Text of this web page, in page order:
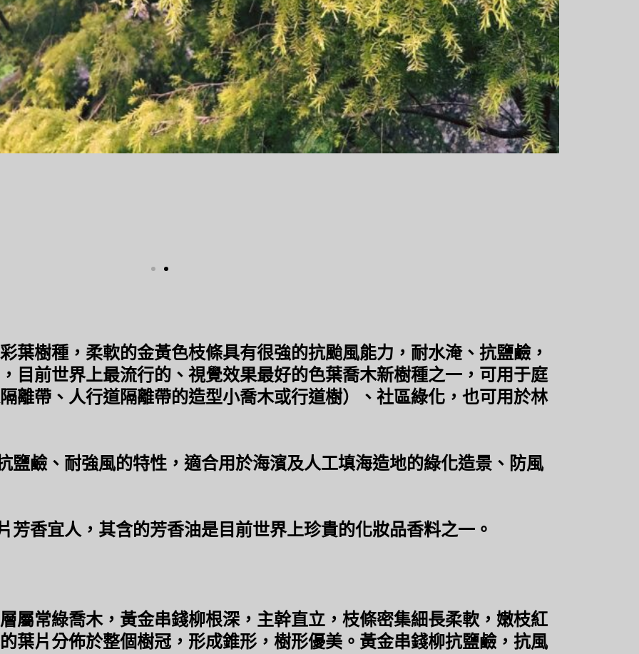
種，柔軟的金黃色枝條具有很強的抗颱風能力，耐水淹、抗鹽鹼，
目前世界上最流行的、視覺效果最好的色葉喬木新樹種之一，可用于庭
離帶、人行道隔離帶的造型小喬木或行道樹）、社區綠化，也可用於林
鹼、耐強風的特性，適合用於海濱及人工填海造地的綠化造景、防風
宜人，其含的芳香油是目前世界上珍貴的化妝品香料之一。
常綠喬木，黃金串錢柳根深，主幹直立，枝條密集細長柔軟，嫩枝紅
葉片分佈於整個樹冠，形成錐形，樹形優美。黃金串錢柳抗鹽鹼，抗風